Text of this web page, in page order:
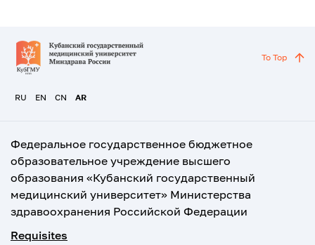
RU EN CN AR
To Top
Федеральное государственное бюджетное
образовательное учреждение высшего
образования «Кубанский государственный
медицинский университет» Министерства
здравоохранения Российской Федерации
Requisites